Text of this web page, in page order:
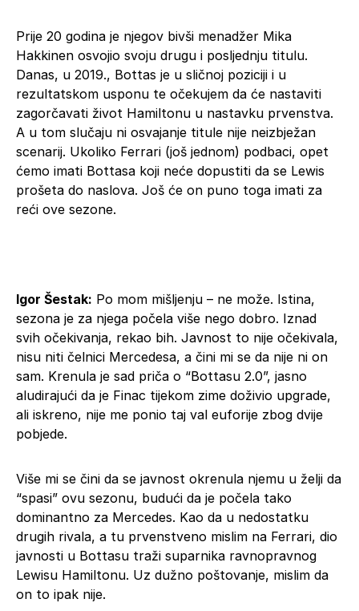
Prije 20 godina je njegov bivši menadžer Mika
Hakkinen osvojio svoju drugu i posljednju titulu.
Danas, u 2019., Bottas je u sličnoj poziciji i u
rezultatskom usponu te očekujem da će nastaviti
zagorčavati život Hamiltonu u nastavku prvenstva.
A u tom slučaju ni osvajanje titule nije neizbježan
scenarij. Ukoliko Ferrari (još jednom) podbaci, opet
ćemo imati Bottasa koji neće dopustiti da se Lewis
prošeta do naslova. Još će on puno toga imati za
reći ove sezone.
Igor Šestak: Po mom mišljenju – ne može. Istina,
sezona je za njega počela više nego dobro. Iznad
svih očekivanja, rekao bih. Javnost to nije očekivala,
nisu niti čelnici Mercedesa, a čini mi se da nije ni on
sam. Krenula je sad priča o “Bottasu 2.0”, jasno
aludirajući da je Finac tijekom zime doživio upgrade,
ali iskreno, nije me ponio taj val euforije zbog dvije
pobjede.
Više mi se čini da se javnost okrenula njemu u želji da
“spasi” ovu sezonu, budući da je počela tako
dominantno za Mercedes. Kao da u nedostatku
drugih rivala, a tu prvenstveno mislim na Ferrari, dio
javnosti u Bottasu traži suparnika ravnopravnog
Lewisu Hamiltonu. Uz dužno poštovanje, mislim da
on to ipak nije.